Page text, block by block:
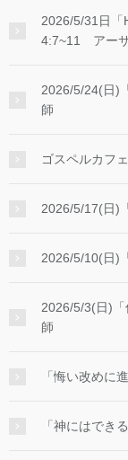
2026/5/31日「
4:7~11 アー
2026/5/24(日)
師
ゴスペルカフ
2026/5/17(日)
2026/5/10(日)
2026/5/3(日)
師
「悔い改めに
「神にはできる